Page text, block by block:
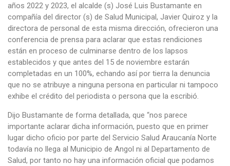
años 2022 y 2023, el alcalde (s) José Luis Bustamante en
compañía del director (s) de Salud Municipal, Javier Quiroz y la
directora de personal de esta misma dirección, ofrecieron una
conferencia de prensa para aclarar que estas rendiciones
están en proceso de culminarse dentro de los lapsos
establecidos y que antes del 15 de noviembre estarán
completadas en un 100%, echando así por tierra la denuncia
que no se atribuye a ninguna persona en particular ni tampoco
exhibe el crédito del periodista o persona que la escribió.
Dijo Bustamante de forma detallada, que “nos parece
importante aclarar dicha información, puesto que en primer
lugar dicho oficio por parte del Servicio Salud Araucanía Norte
todavía no llega al Municipio de Angol ni al Departamento de
Salud, por tanto no hay una información oficial que podamos